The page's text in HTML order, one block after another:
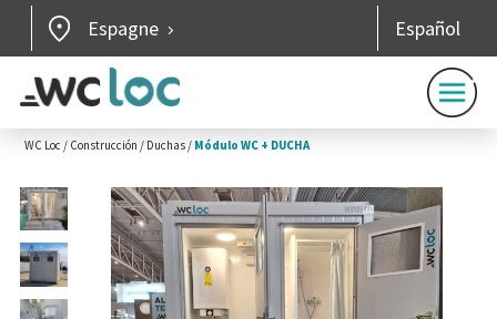
Espagne Español
WC Loc / Construcción / Duchas / Módulo WC + DUCHA